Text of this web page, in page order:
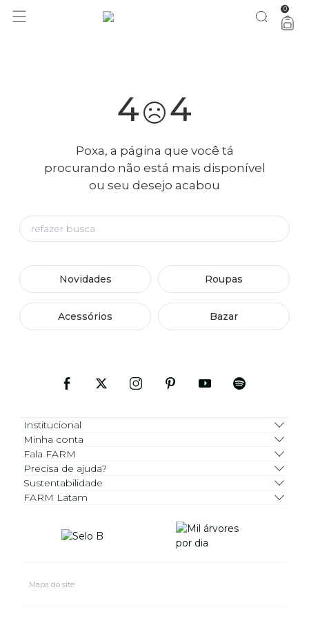
você merece 30% OFF pra comemorar com a gente aproveita! 0
4 4
Poxa, a página que você tá
procurando não está mais disponível
ou seu desejo acabou
Novidades Roupas
Acessórios Bazar
Institucional
Minha conta
Fala FARM
Precisa de ajuda?
Sustentabilidade
FARM Latam
Mapa do site